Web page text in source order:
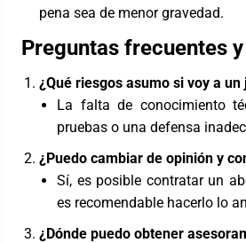
pena sea de menor gravedad.
Preguntas frecuentes
¿Qué riesgos asumo si voy a
La falta de conocimiento
pruebas o una defensa
¿Puedo cambiar de opinión y
Sí, es posible contratar un
es recomendable hacerlo lo
¿Dónde puedo obtener